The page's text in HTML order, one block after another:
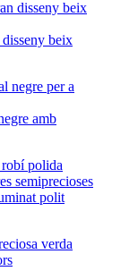
beix
amb
polit